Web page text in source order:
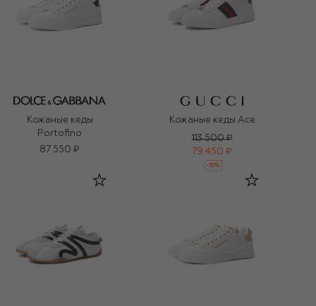
Кожаные кеды
Portofino
87 550 ₽
Кожаные кеды Ace
113 500 ₽
79 450 ₽
-30%